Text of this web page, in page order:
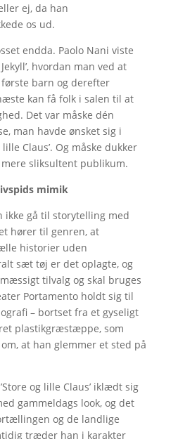
ej, da han
os ud.
endda. Paolo Nani viste
hvordan man ved at
barn og derefter
kan få folk i salen til at
Det var måske dén
man havde ønsket sig i
Claus’. Og måske dukker
sliksultent publikum.
mimik
ikke gå til storytelling med
hører til genren, at
historier uden
sæt tøj er det oplagte, og
tilvalg og skal bruges
Portamento holdt sig til
– bortset fra et gyseligt
plastikgræstæppe, som
at han glemmer et sted på
og lille Claus’ iklædt sig
gammeldags look, og det
og de landlige
træder han i karakter